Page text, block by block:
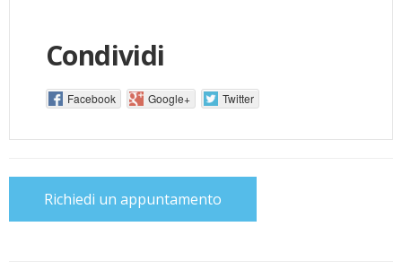
Condividi
Facebook Google+ Twitter
Richiedi un appuntamento